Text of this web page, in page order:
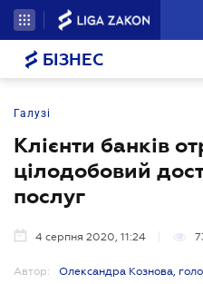
БІЗНЕС
Галузі
Клієнти банків
цілодобовий
послуг
4 серпня 2020, 11:24
Автор: Олександра Кознова,